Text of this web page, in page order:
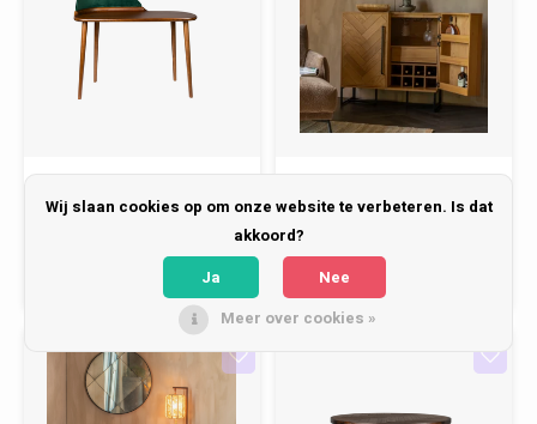
Bureau - Finn
Wijnkast Class -
Wij slaan cookies op om onze website te verbeteren. Is dat
akkoord?
Ja
Nee
Meer over cookies »